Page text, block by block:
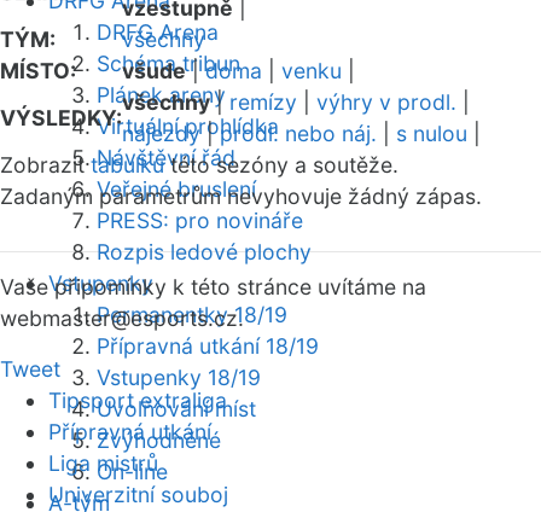
DRFG Arena
Schéma tribun
Plánek areny
Virtuální prohlídka
Návštěvní řád
Veřejné bruslení
PRESS: pro novináře
Rozpis ledové plochy
Vstupenky
Permanentky 18/19
Přípravná utkání 18/19
Vstupenky 18/19
Uvolňování míst
Zvýhodněné
On-line
A-tým
vzestupně
TÝM:
všechny
MÍSTO:
všude|doma venku
VÝSLEDKY:
všechny| remízy výhry v prodl.
nájezdy|prodl. nebo náj. s nulou
Zobrazittabulkutéto sezóny a soutěže.
Zadaným parametrům nevyhovuje žádný zápas.
Vaše připomínky k této stránce uvítáme na
webmaster@esports.cz.
Tweet
Tipsport extraliga
Přípravná utkání
Liga mistrů
Univerzitní souboj